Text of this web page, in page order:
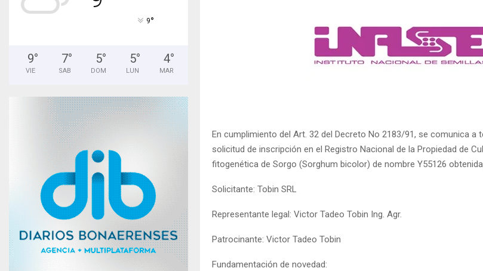
En cumplimiento del Art. 32 del Decreto No 2183/91, se comunica a
solicitud de inscripción en el Registro Nacional de la Propiedad de
fitogenética de Sorgo (Sorghum bicolor) de nombre Y55126
Solicitante: Tobin SRL
Representante legal: Victor Tadeo Tobin Ing. Agr.
Patrocinante: Victor Tadeo Tobin
Fundamentación de novedad:
9°
9°
VIE
7°
SAB
5°
DOM
5°
LUN
4°
MAR